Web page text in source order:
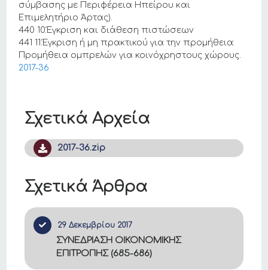
Σχετικά Αρχεία
2017-36.zip
Σχετικά Άρθρα
29 Δεκεμβρίου 2017
ΣΥΝΕΔΡΙΑΣΗ ΟΙΚΟΝΟΜΙΚΗΣ
ΕΠΙΤΡΟΠΗΣ (685-686)
σύμβασης με Περιφέρεια Ηπείρου και
Επιμελητήριο Άρτας).
440 10.Έγκριση και διάθεση πιστώσεων
441 11.Έγκριση ή μη πρακτικού για την προμήθεια:
Προμήθεια ομπρελών για κοινόχρηστους χώρους.
2017-36